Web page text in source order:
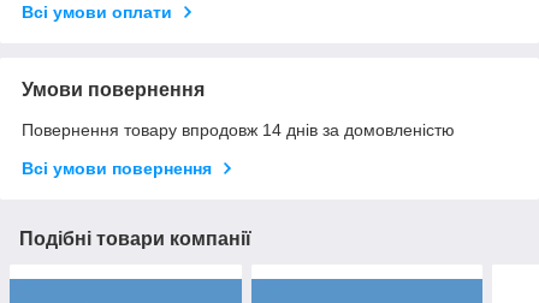
Всі умови оплати
Умови повернення
Повернення товару впродовж 14 днів за домовленістю
Всі умови повернення
Подібні товари компанії